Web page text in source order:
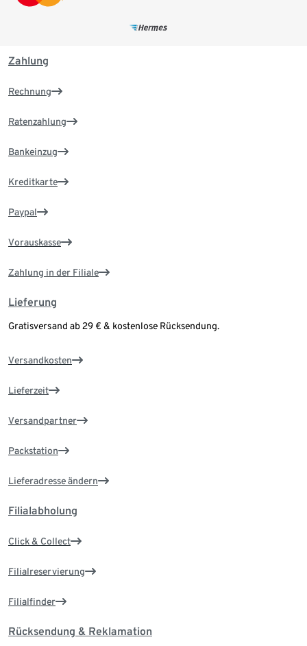
Zahlung
Rechnung
Ratenzahlung
Bankeinzug
Kreditkarte
Paypal
Vorauskasse
Zahlung in der Filiale
Lieferung
Gratisversand ab 29 € & kostenlose Rücksendung.
Versandkosten
Lieferzeit
Versandpartner
Packstation
Lieferadresse ändern
Filialabholung
Click & Collect
Filialreservierung
Filialfinder
Rücksendung & Reklamation